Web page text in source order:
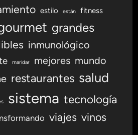
estilo están fitness
grandes
inmunológico
maridar mejores mundo
restaurantes salud
sistema tecnología
viajes vinos